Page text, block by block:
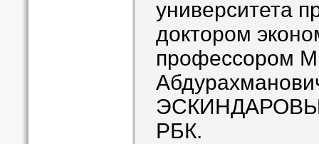
университета
доктором
профессором
РБК.